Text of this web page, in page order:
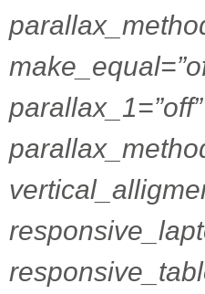
parallax_1=”off”